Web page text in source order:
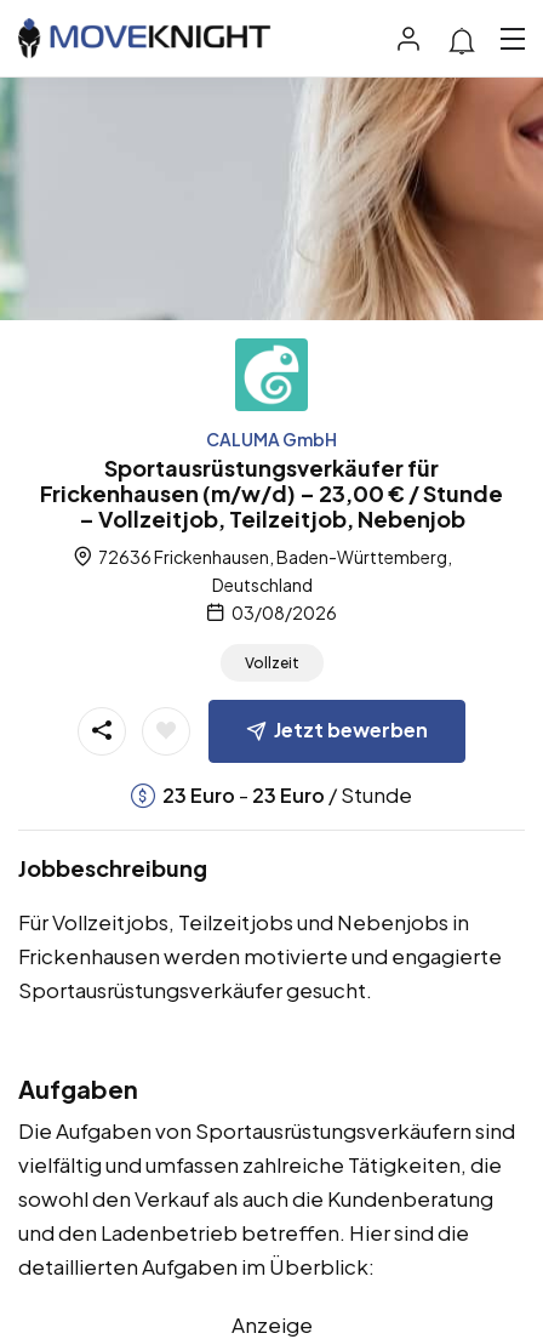
CALUMA GmbH
Sportausrüstungsverkäufer für
Frickenhausen (m/w/d) – 23,00 € / Stunde
– Vollzeitjob, Teilzeitjob, Nebenjob
72636 Frickenhausen, Baden-Württemberg,
Deutschland
03/08/2026
Vollzeit
Jetzt bewerben
23 Euro - 23 Euro / Stunde
Jobbeschreibung
Für Vollzeitjobs, Teilzeitjobs und Nebenjobs in
Frickenhausen werden motivierte und engagierte
Sportausrüstungsverkäufer gesucht.
Aufgaben
Die Aufgaben von Sportausrüstungsverkäufern sind
vielfältig und umfassen zahlreiche Tätigkeiten, die
sowohl den Verkauf als auch die Kundenberatung
und den Ladenbetrieb betreffen. Hier sind die
detaillierten Aufgaben im Überblick:
Anzeige